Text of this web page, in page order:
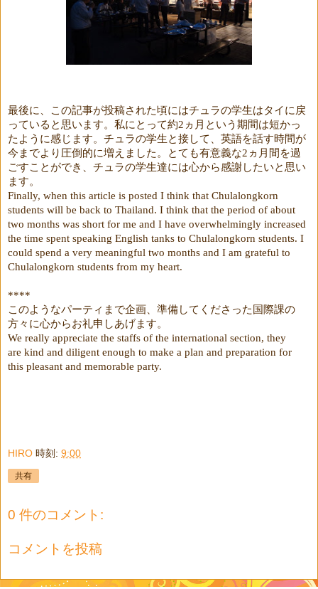
最後に、この記事が投稿された頃にはチュラの学生はタイに戻
っていると思います。私にとって約2 ヵ月という期間は短かっ
たように感じます。チュラの学生と接して、英語を話す時間が
今までより圧倒的に増えました。とても有意義な2 ヵ月間を過
ごすことができ、チュラの学生達には心から感謝したいと思い
ます。
Finally, when this article is posted I think that Chulalongkorn
students will be back to Thailand. I think that the period of about
two months was short for me and I have overwhelmingly increased
the time spent speaking English tanks to Chulalongkorn students. I
could spend a very meaningful two months and I am grateful to
Chulalongkorn students from my heart.
****
このようなパーティまで企画、準備してくださった国際課の
方々に心からお礼申しあげます。
We really appreciate the staffs of the international section, they
are kind and diligent enough to make a plan and preparation for
this pleasant and memorable party.
HIRO 時刻: 9:00
共有
0 件のコメント:
コメントを投稿